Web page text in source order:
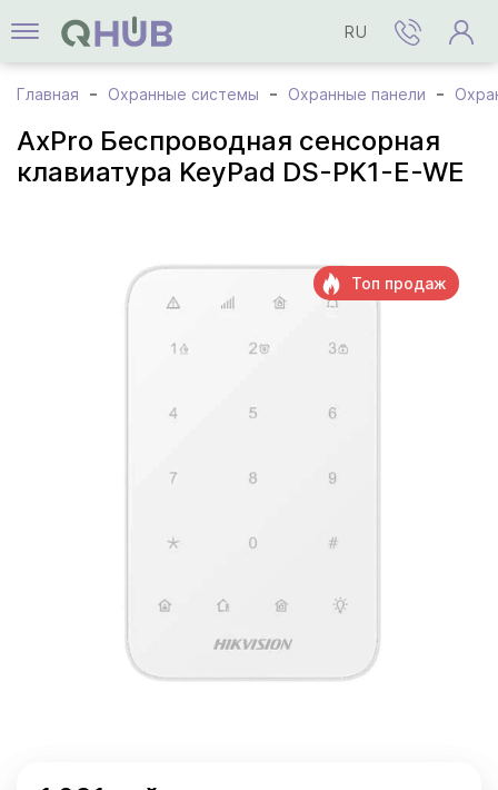
RU
Главная Охранные системы Охранные панели
AxPro Беспроводная сенсорная
клавиатура KeyPad DS-PK1-E-WE
Топ продаж